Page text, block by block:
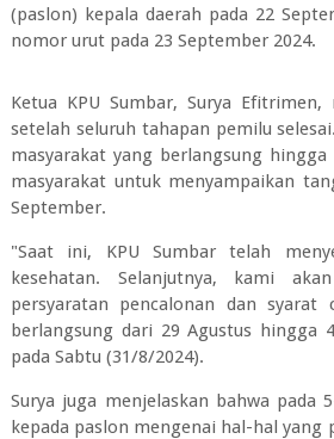
(paslon) kepala daerah pada 22
nomor urut pada 23 September 2024.
Ketua KPU Sumbar, Surya
setelah seluruh tahapan pemilu
masyarakat yang berlangsung
masyarakat untuk menyampaikan
September.
"Saat ini, KPU Sumbar telah
kesehatan. Selanjutnya, kami
persyaratan pencalonan dan
berlangsung dari 29 Agustus hingga
pada Sabtu (31/8/2024).
Surya juga menjelaskan bahwa pada
kepada paslon mengenai hal-hal